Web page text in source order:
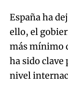
España ha
ello, el
más mínimo
ha sido clave
nivel